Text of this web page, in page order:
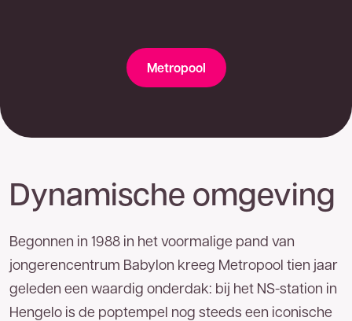
Metropool
Dynamische omgeving
Begonnen in 1988 in het voormalige pand van
jongerencentrum Babylon kreeg Metropool tien jaar
geleden een waardig onderdak: bij het NS-station in
Hengelo is de poptempel nog steeds een iconische